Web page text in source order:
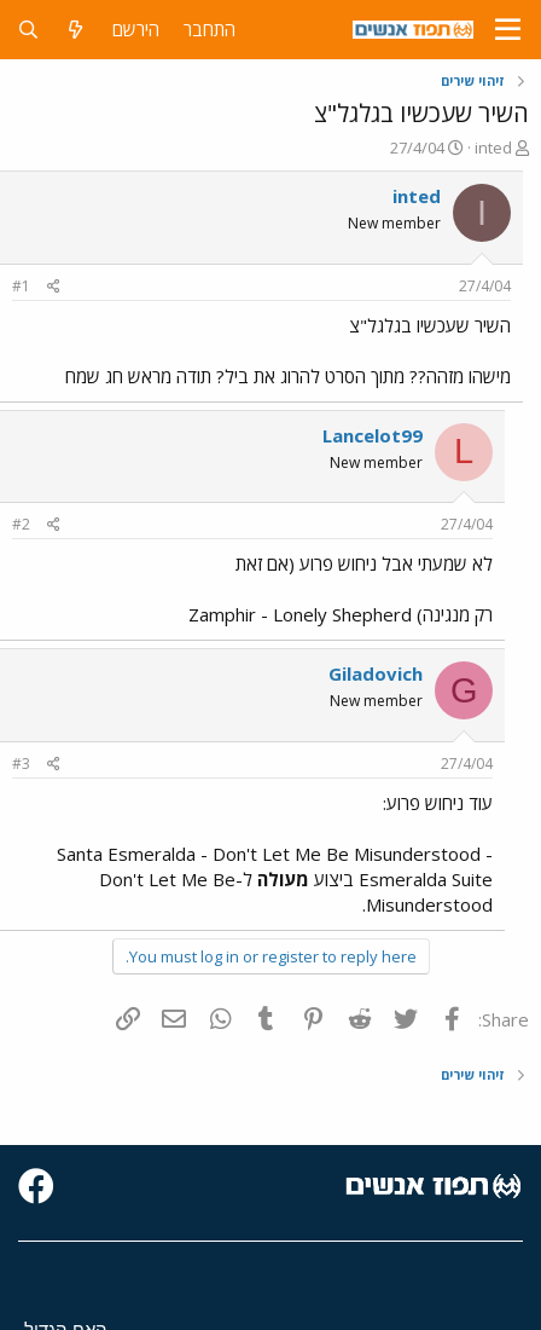
התחבר הירשם
זיהוי שירים
השיר שעכשיו בגלגל"צ
פ
ו
ת
ח
ה
ש
א
inted
פ
ו
ר
ם
ר
27/4/04
I
inted
New member
27/4/04
#1
השיר שעכשיו בגלגל"צ
מישהו מזהה?? מתוך הסרט להרוג את ביל? תודה מראש חג שמח
L
Lancelot99
New member
27/4/04
#2
לא שמעתי אבל ניחוש פרוע (אם זאת
רק מנגינה) Zamphir - Lonely Shepherd
G
Giladovich
New member
27/4/04
#3
עוד ניחוש פרוע:
Santa Esmeralda - Don't Let Me Be Misunderstood -
Esmeralda Suite ביצוע
מעולה
ל-Don't Let Me Be
Misunderstood.
You must log in or register to reply here.
Share: פייסבוק Twitter
Reddit
Pinterest
Tumblr
WhatsAppדואר אלקטרוני
זיהוי שירים